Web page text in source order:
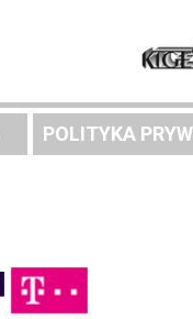
POLITYKA